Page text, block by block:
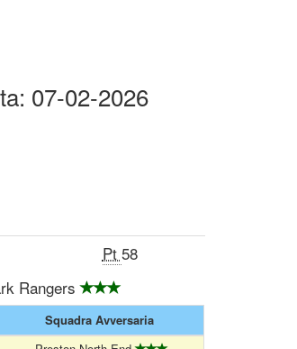
07-02-2026
Pt 58
Rangers
Squadra Avversaria